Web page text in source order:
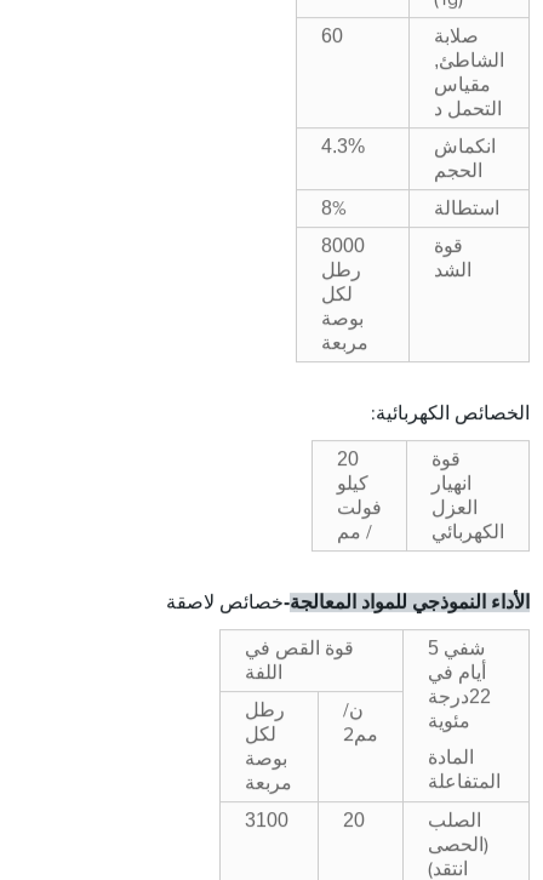
صلابة
الشاطئ,
مقياس
التحمل د
60
انكماش
الحجم
4.3%
استطالة 8%
قوة
الشد
8000
رطل
لكل
بوصة
مربعة
الخصائص الكهربائية:
قوة
انهيار
العزل
الكهربائي
20
كيلو
فولت
/ مم
الأداء النموذجي للمواد المعالجة-خصائص لاصقة
شفي 5
أيام في
22درجة
مئوية
المادة
المتفاعلة
قوة القص في
اللفة
ن/
مم2
رطل
لكل
بوصة
مربعة
الصلب
(الحصى
انتقد)
20
3100